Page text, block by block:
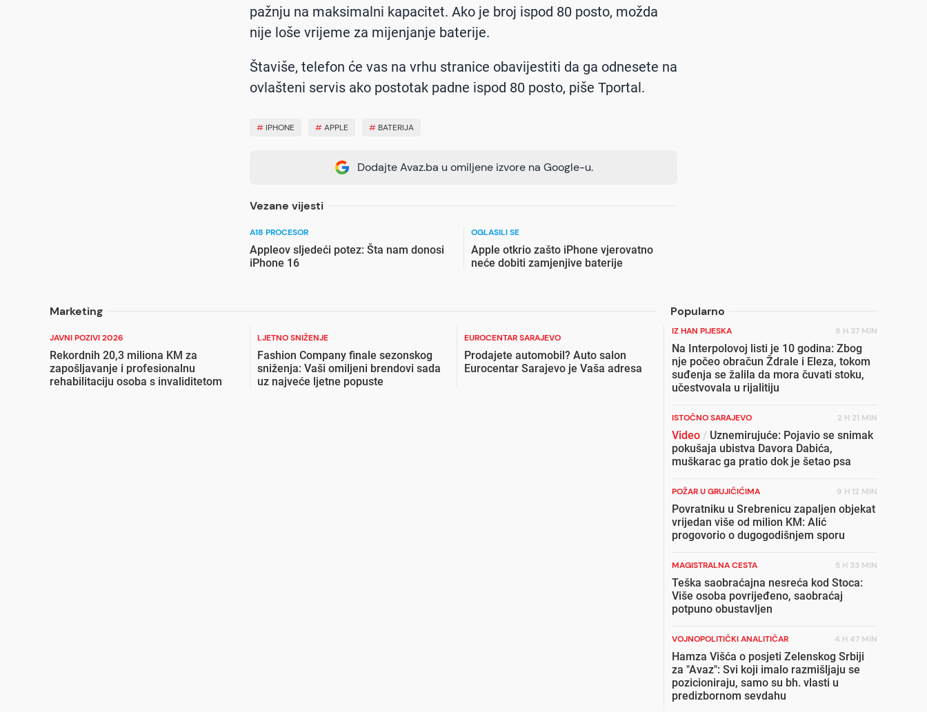
pažnju na maksimalni kapacitet. Ako je broj ispod 80 posto, možda
nije loše vrijeme za mijenjanje baterije.
Štaviše, telefon će vas na vrhu stranice obavijestiti da ga odnesete na
ovlašteni servis ako postotak padne ispod 80 posto, piše Tportal.
# IPHONE #APPLE # BATERIJA
Dodajte Avaz.ba u omiljene izvore na Google-u.
Vezane vijesti
A18 PROCESOR
Appleov sljedeći potez: Šta nam donosi
iPhone 16
OGLASILI SE
Apple otkrio zašto iPhone vjerovatno
neće dobiti zamjenjive baterije
Marketing Popularno
JAVNI POZIVI 2026
Rekordnih 20,3 miliona KM za
zapošljavanje i profesionalnu
rehabilitaciju osoba s invaliditetom
LJETNO SNIŽENJE
Fashion Company finale sezonskog
sniženja: Vaši omiljeni brendovi sada
uz najveće ljetne popuste
EUROCENTAR SARAJEVO
Prodajete automobil? Auto salon
Eurocentar Sarajevo je Vaša adresa
IZ HAN PIJESKA 8 H 37 MIN
Na Interpolovoj listi je 10 godina: Zbog
nje počeo obračun Ždrale i Eleza, tokom
suđenja se žalila da mora čuvati stoku,
učestvovala u rijalitiju
ISTOČNO SARAJEVO 2 H 21 MIN
Video / Uznemirujuće: Pojavio se snimak
pokušaja ubistva Davora Dabića,
muškarac ga pratio dok je šetao psa
POŽAR U GRUJIČIĆIMA 9 H 12 MIN
Povratniku u Srebrenicu zapaljen objekat
vrijedan više od milion KM: Alić
progovorio o dugogodišnjem sporu
MAGISTRALNA CESTA 5 H 33 MIN
Teška saobraćajna nesreća kod Stoca:
Više osoba povrijeđeno, saobraćaj
potpuno obustavljen
VOJNOPOLITIČKI ANALITIČAR 4 H 47 MIN
Hamza Višća o posjeti Zelenskog Srbiji
za "Avaz": Svi koji imalo razmišljaju se
pozicioniraju, samo su bh. vlasti u
predizbornom sevdahu